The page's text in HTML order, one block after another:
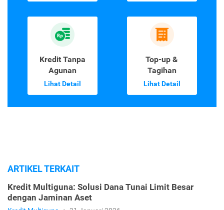
Kredit Tanpa
Agunan
Lihat Detail
Top-up &
Tagihan
Lihat Detail
ARTIKEL TERKAIT
Kredit Multiguna: Solusi Dana Tunai Limit Besar
dengan Jaminan Aset